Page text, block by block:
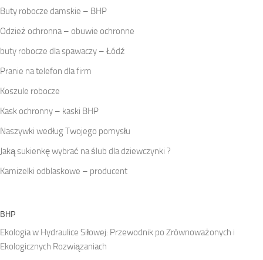
Buty robocze damskie – BHP
Odzież ochronna – obuwie ochronne
buty robocze dla spawaczy – Łódź
Pranie na telefon dla firm
Koszule robocze
Kask ochronny – kaski BHP
Naszywki według Twojego pomysłu
Jaką sukienkę wybrać na ślub dla dziewczynki ?
Kamizelki odblaskowe – producent
BHP
Ekologia w Hydraulice Siłowej: Przewodnik po Zrównoważonych i
Ekologicznych Rozwiązaniach